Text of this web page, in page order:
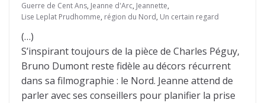
Guerre de Cent Ans, Jeanne d'Arc, Jeannette,
Lise Leplat Prudhomme, région du Nord, Un certain regard
(…)
S’inspirant toujours de la pièce de Charles Péguy,
Bruno Dumont reste fidèle au décors récurrent
dans sa filmographie : le Nord. Jeanne attend de
parler avec ses conseillers pour planifier la prise